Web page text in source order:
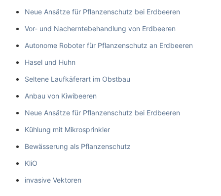
Neue Ansätze für Pflanzenschutz bei Erdbeeren
Vor- und Nacherntebehandlung von Erdbeeren
Autonome Roboter für Pflanzenschutz an Erdbeeren
Hasel und Huhn
Seltene Laufkäferart im Obstbau
Anbau von Kiwibeeren
Neue Ansätze für Pflanzenschutz bei Erdbeeren
Kühlung mit Mikrosprinkler
Bewässerung als Pflanzenschutz
KliO
invasive Vektoren